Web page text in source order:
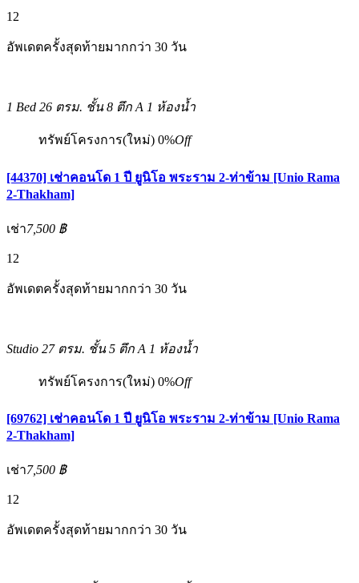
12
อัพเดตครั้งสุดท้ายมากกว่า 30 วัน
1 Bed 26 ตรม. ชั้น 8 ตึก A 1 ห้องน้ำ
ทรัพย์โครงการ(ใหม่) 0%Off
[44370] เช่าคอนโด 1 ปี ยูนิโอ พระราม 2-ท่าข้าม [Unio Rama
2-Thakham]
เช่า7,500 ฿
12
อัพเดตครั้งสุดท้ายมากกว่า 30 วัน
Studio 27 ตรม. ชั้น 5 ตึก A 1 ห้องน้ำ
ทรัพย์โครงการ(ใหม่) 0%Off
[69762] เช่าคอนโด 1 ปี ยูนิโอ พระราม 2-ท่าข้าม [Unio Rama
2-Thakham]
เช่า7,500 ฿
12
อัพเดตครั้งสุดท้ายมากกว่า 30 วัน